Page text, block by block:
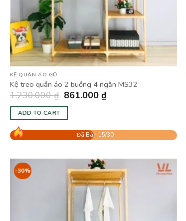
KỆ QUẦN ÁO GỖ
Kệ treo quần áo 2 buồng 4 ngăn MS32
1.230.000₫ 861.000₫
ADD TO CART
Đã Bán 15/30
-30%